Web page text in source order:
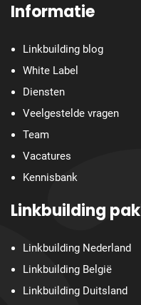
Informatie
Linkbuilding blog
White Label
Diensten
Veelgestelde vragen
Team
Vacatures
Kennisbank
Linkbuilding
Linkbuilding Nederland
Linkbuilding België
Linkbuilding Duitsland